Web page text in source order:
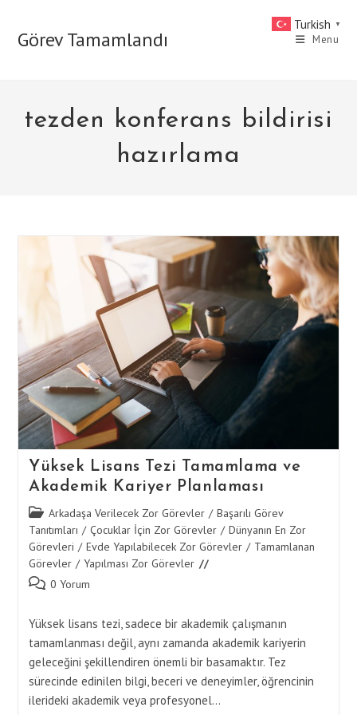
contentGörev Tamamlandı Menu
tezden konferans bildirisi
hazırlama
Yüksek Lisans Tezi Tamamlama ve
Akademik Kariyer Planlaması
Post
category:
Arkadaşa Verilecek Zor Görevler / Başarılı Görev
Tanıtımları / Çocuklar İçin Zor Görevler / Dünyanın En Zor
Görevleri / Evde Yapılabilecek Zor Görevler / Tamamlanan
Görevler / Yapılması Zor Görevler
Post 0 Yorum
Yüksek lisans tezi, sadece bir akademik çalışmanın
tamamlanması değil, aynı zamanda akademik kariyerin
geleceğini şekillendiren önemli bir basamaktır. Tez
sürecinde edinilen bilgi, beceri ve deneyimler, öğrencinin
ilerideki akademik veya profesyonel…
Turkish ▼